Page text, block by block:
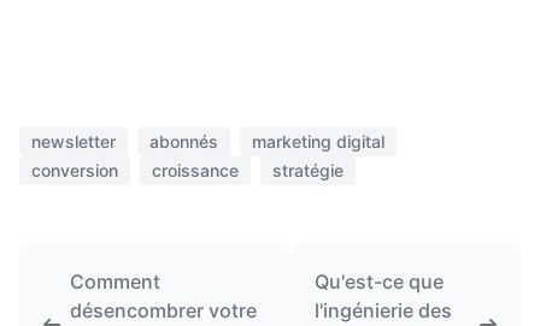
newsletter abonnés
marketing digital
conversion
croissance stratégie
Comment
désencombrer votre
Qu'est-ce que
l'ingénierie des